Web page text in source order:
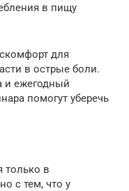
в пищу
для
в острые боли.
и ежегодный
помогут уберечь
только в
с тем, что у